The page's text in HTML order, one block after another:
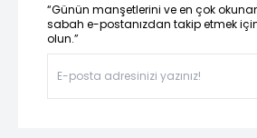
“Günün manşetlerini ve en çok
sabah e-postanızdan takip etmek
olun.”